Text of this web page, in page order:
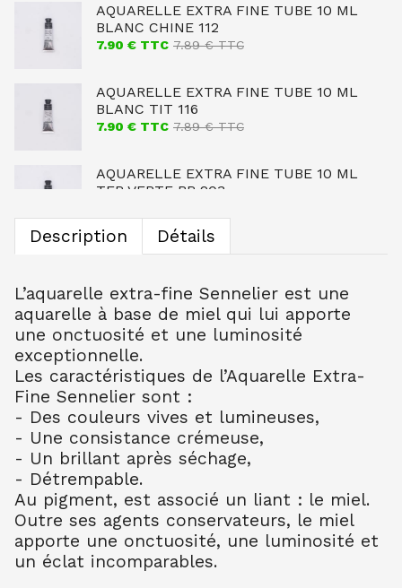
AQUARELLE EXTRA FINE TUBE 10 ML
BLANC CHINE 112
7.90 € TTC 7.89€ TTC
AQUARELLE EXTRA FINE TUBE 10 ML
BLANC TIT 116
7.90 € TTC 7.89€ TTC
AQUARELLE EXTRA FINE TUBE 10 ML
TER VERTE BR 203
AQUARELLE EXTRA FINE TUBE 10 ML
7.90€ TTC 7.89 € TTC
AQUARELLE EXTRA FINE TUBE 10 ML
BLEU CERULEUM 302
10.99€ TTC 10.99 € TTC
AQUARELLE EXTRA FINE TUBE 10 ML
BLEU COB FONC 309
10.99€ TTC 10.99€ TTC
AQUARELLE EXTRA FINE TUBE 10 ML
BLEU OUTR FR 314
8.80 € TTC 8.80€ TTC
AQUARELLE EXTRA FINE TUBE 10 ML
BLEU ROYAL 322
7.90€ TTC 7.89€ TTC
Description Détails
L’aquarelle extra-fine Sennelier est une
aquarelle à base de miel qui lui apporte
une onctuosité et une luminosité
exceptionnelle.
Les caractéristiques de l’Aquarelle Extra-
Fine Sennelier sont :
- Des couleurs vives et lumineuses,
- Une consistance crémeuse,
- Un brillant après séchage,
- Détrempable.
Au pigment, est associé un liant : le miel.
Outre ses agents conservateurs, le miel
apporte une onctuosité, une luminosité et
un éclat incomparables.